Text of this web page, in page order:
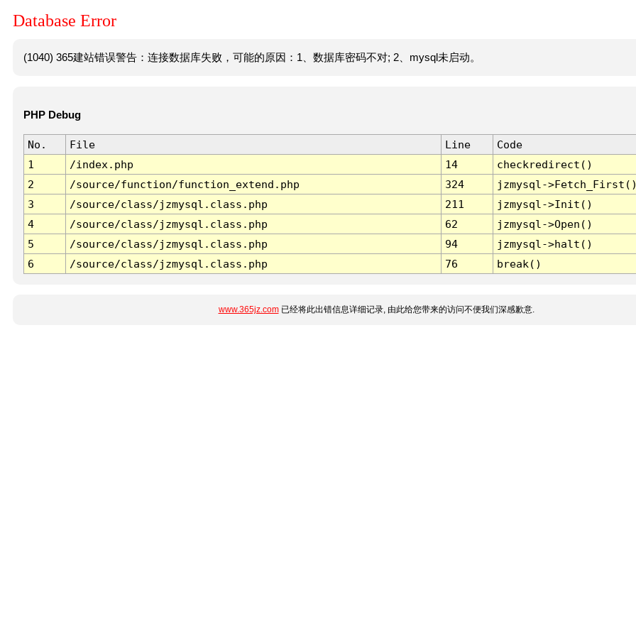
Database Error
(1040) 365建站错误警告：连接数据库失败，可能的原因：1、数据库密码不对; 2、mysql未启动。
PHP Debug
No. File Line
Code
1
/index.php 14
checkredirect()
2
/source/function/function_extend.php 324
jzmysql-
3
/source/class/jzmysql.class.php 211
jzmysql->Init()
4
/source/class/jzmysql.class.php 62
jzmysql->Open()
5
/source/class/jzmysql.class.php 94
jzmysql->halt()
6
/source/class/jzmysql.class.php 76 break()
www.365jz.com已经将此出错信息详细记录, 由此给您带来的访问不便我们深感歉意.